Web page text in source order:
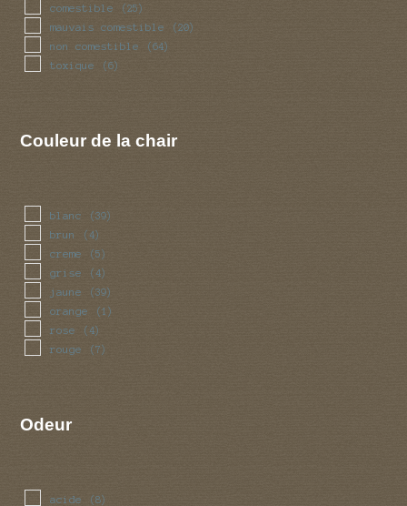
comestible (25)
mauvais comestible (20)
non comestible (64)
toxique (6)
Couleur de la chair
blanc (39)
brun (4)
creme (5)
grise (4)
jaune (39)
orange (1)
rose (4)
rouge (7)
Odeur
acide (8)